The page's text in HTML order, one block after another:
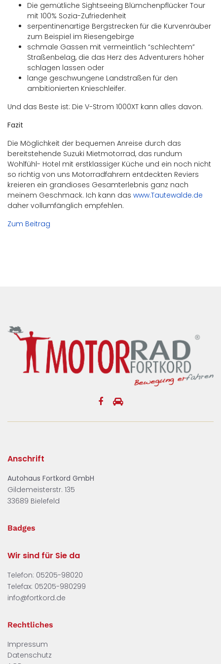
Die gemütliche Sightseeing Blümchenpflücker Tour
mit 100% Sozia-Zufriedenheit
serpentinenartige Bergstrecken für die Kurvenräuber
zum Beispiel im Riesengebirge
schmale Gassen mit vermeintlich “schlechtem”
Straßenbelag, die das Herz des Adventurers höher
schlagen lassen oder
lange geschwungene Landstraßen für den
ambitionierten Knieschleifer.
Und das Beste ist: Die V-Strom 1000XT kann alles davon.
Fazit
Die Möglichkeit der bequemen Anreise durch das
bereitstehende Suzuki Mietmotorrad, das rundum
Wohlfühl- Hotel mit erstklassiger Küche und ein noch nicht
so richtig von uns Motorradfahrern entdeckten Reviers
kreieren ein grandioses Gesamterlebnis ganz nach
meinem Geschmack. Ich kann das www.Tautewalde.de
daher vollumfänglich empfehlen.
Zum Beitrag
Anschrift
Autohaus Fortkord GmbH
Gildemeisterstr. 135
33689 Bielefeld
Badges
Wir sind für Sie da
Telefon: 05205-98020
Telefax: 05205-980299
info@fortkord.de
Rechtliches
Impressum
Datenschutz